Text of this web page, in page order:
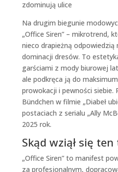
Na drugim biegunie
„Office Siren” – mikrotrend,
nieco drapieżną odpowiedzią
dominacji dresów. To
garściami z mody biurowej
ale podkręca ją do
prowokacji i pewności siebie.
Bündchen w filmie „Diabeł
postaciach z serialu „Ally
2025 rok.
Skąd wziął się
„Office Siren” to manifest
za profesjonalnym,